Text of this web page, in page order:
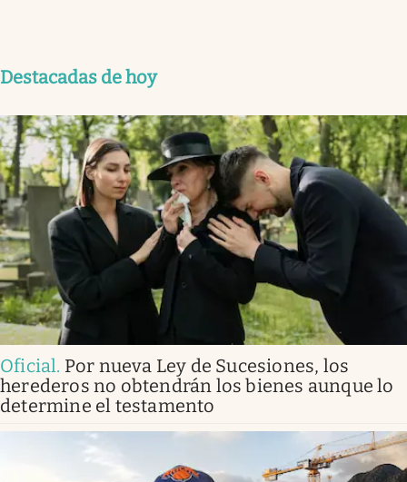
Destacadas de hoy
Oficial. Por nueva Ley de Sucesiones, los
herederos no obtendrán los bienes aunque lo
determine el testamento